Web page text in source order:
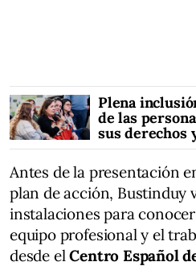
Plena
de las
sus derechos
Antes de la presentación
plan de acción, Bustinduy
instalaciones para
equipo profesional y el
desde elCentro Español